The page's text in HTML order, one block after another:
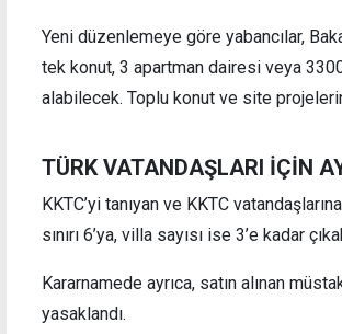
Yeni düzenlemeye göre yabancılar,
tek konut, 3 apartman dairesi veya
alabilecek. Toplu konut ve site
TÜRK VATANDAŞLARI İÇİN
KKTC’yi tanıyan ve KKTC
sınırı 6’ya, villa sayısı ise 3’e kadar
Kararnamede ayrıca, satın alınan
yasaklandı.